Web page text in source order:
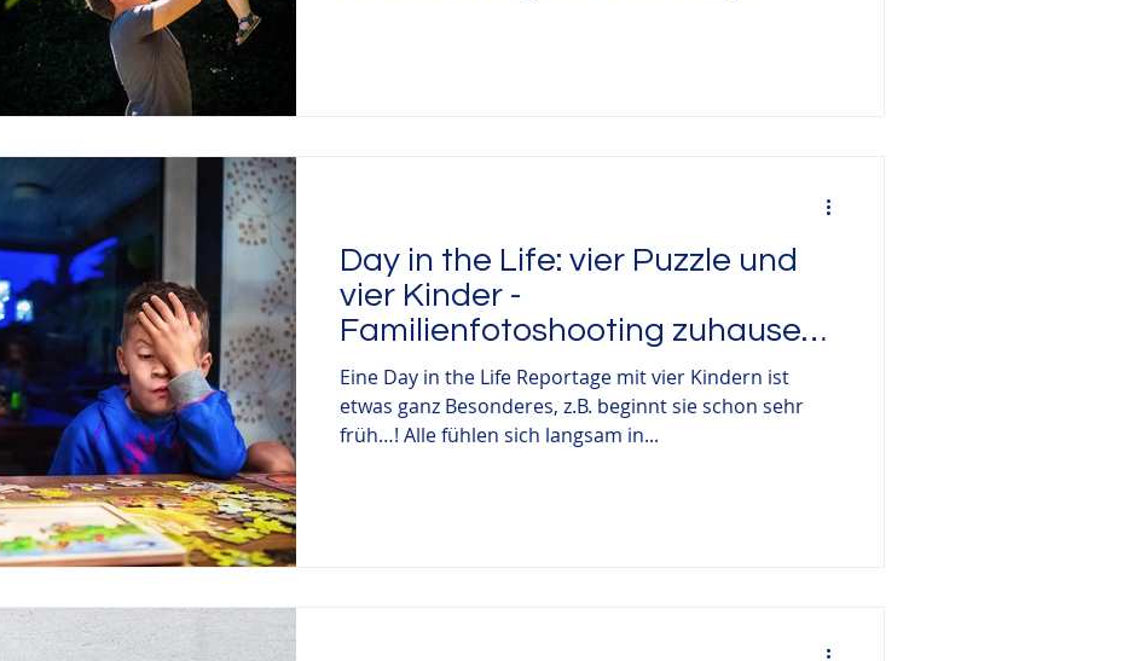
Day in the Life: vier Puzzle und
vier Kinder -
Familienfotoshooting zuhause
Solingen
Eine Day in the Life Reportage mit vier Kindern ist
etwas ganz Besonderes, z.B. beginnt sie schon sehr
früh…! Alle fühlen sich langsam in...